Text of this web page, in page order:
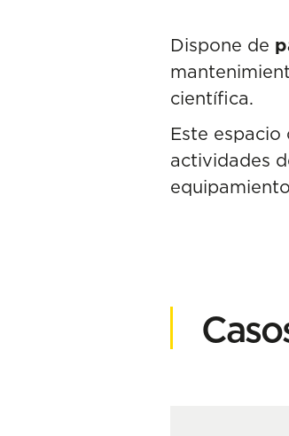
Dispone de
científica.
Este
actividades